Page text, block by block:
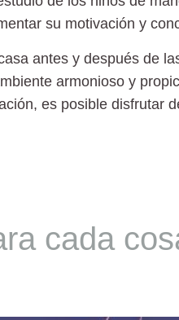
su motivación y
antes y después de
armonioso y
es posible disfrutar
cada